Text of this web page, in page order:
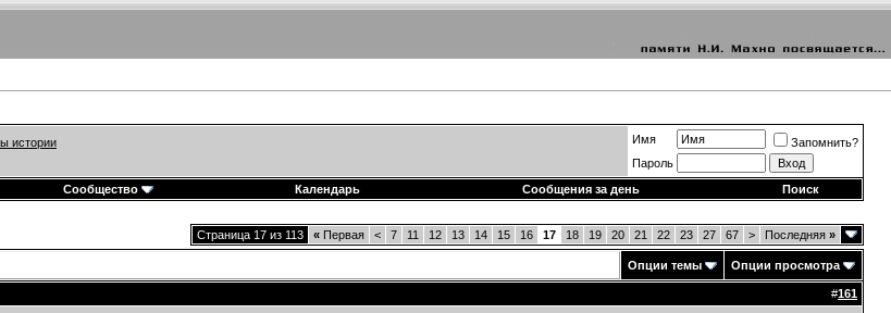
истории Имя
Запомнить?
Пароль
Сообщество Календарь Сообщения за день Поиск
Страница 17 из 113 « Первая < 7 11 12 13 14 15 16 17 18 19 20 21 22 23 27 67 > Последняя »
Опции темы Опции просмотра
#161